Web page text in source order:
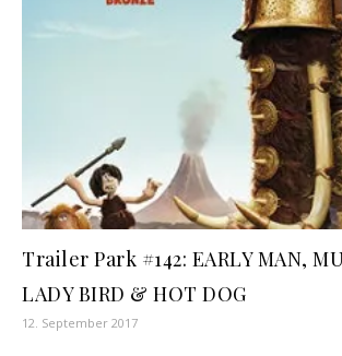
Trailer Park #142: EARLY MAN,
LADY BIRD & HOT DOG
12. September 2017